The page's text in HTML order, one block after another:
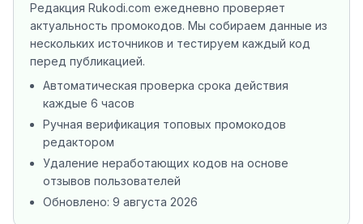
Редакция Rukodi.com ежедневно проверяет
актуальность промокодов. Мы собираем данные из
нескольких источников и тестируем каждый код
перед публикацией.
Автоматическая проверка срока действия
каждые 6 часов
Ручная верификация топовых промокодов
редактором
Удаление неработающих кодов на основе
отзывов пользователей
Обновлено: 9 августа 2026